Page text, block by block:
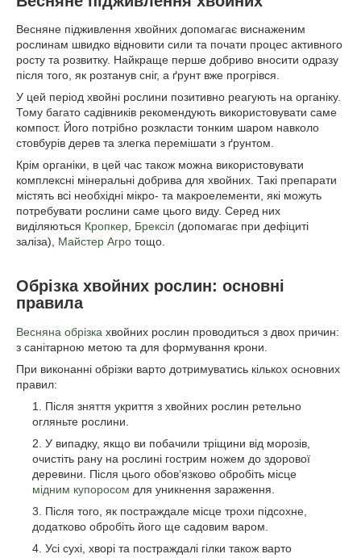
Весняне підживлення хвойних допомагає виснаженим
рослинам швидко відновити сили та почати процес активного
росту та розвитку. Найкраще перше добриво вносити одразу
після того, як розтанув сніг, а ґрунт вже прогрівся.
У цей період хвойні рослини позитивно реагують на органіку.
Тому багато садівників рекомендують використовувати саме
компост. Його потрібно розкласти тонким шаром навколо
стовбурів дерев та злегка перемішати з ґрунтом.
Крім органіки, в цей час також можна використовувати
комплексні мінеральні добрива для хвойних. Такі препарати
містять всі необхідні мікро- та макроелементи, які можуть
потребувати рослини саме цього виду. Серед них
виділяються Кропкер, Брексіл (допомагає при дефіциті
заліза), Майстер Агро тощо.
Обрізка хвойних рослин: основні
правила
Весняна обрізка хвойних рослин проводиться з двох причин:
з санітарною метою та для формування крони.
При виконанні обрізки варто дотримуватись кількох основних
правил:
Після зняття укриття з хвойних рослин ретельно
огляньте рослини.
У випадку, якщо ви побачили тріщини від морозів,
очистіть рану на рослині гострим ножем до здорової
деревини. Після цього обов’язково обробіть місце
мідним купоросом для уникнення зараження.
Після того, як постраждале місце трохи підсохне,
додатково обробіть його ще садовим варом.
Усі сухі, хворі та постраждалі гілки також варто